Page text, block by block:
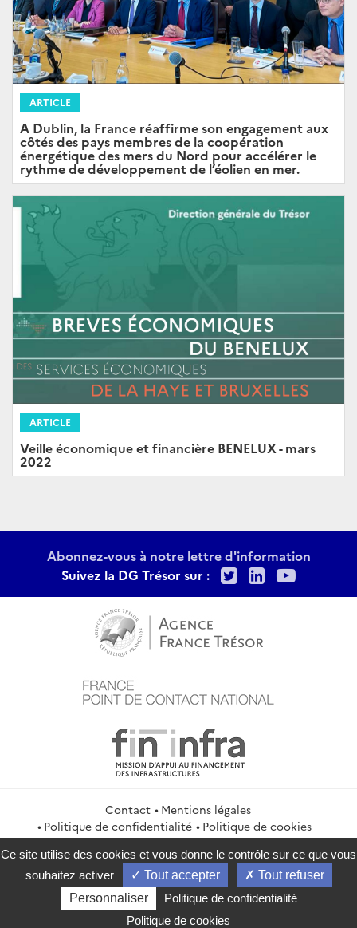
ARTICLE
A Dublin, la France réaffirme son engagement aux
côtés des pays membres de la coopération
énergétique des mers du Nord pour accélérer le
rythme de développement de l’éolien en mer.
ARTICLE
Veille économique et financière BENELUX - mars
2022
Abonnez-vous à notre lettre d'information
Suivez la DG Trésor sur :
TwitterLinkedIn
Contact
Mentions légales
Politique de confidentialité
Politique de cookies
Gestion des cookies
Flux RSS
service-public.gouv.fr
legifrance.gouv.fr
info.gouv.fr
data.gouv.fr
2026 Direction générale du Trésor
Ce site utilise des cookies et vous donne le contrôle sur ce que vous
souhaitez activer
Tout accepter
Tout refuser
Personnaliser
Politique de confidentialité
Politique de cookies